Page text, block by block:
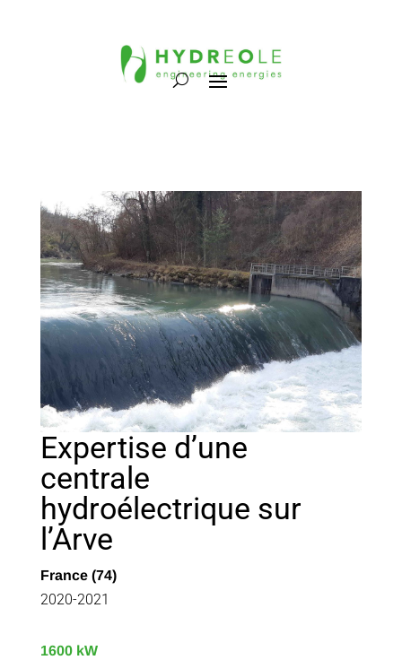
Expertise d’une
centrale
hydroélectrique sur
l’Arve
France (74)
2020-2021
1600 kW